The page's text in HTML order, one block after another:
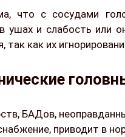
что с сосудами
ушах и слабость или
так как их
БАДов,
приводит в